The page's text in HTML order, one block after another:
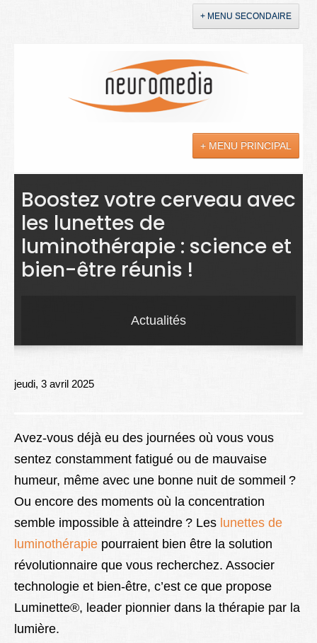
+ MENU SECONDAIRE
+ MENU PRINCIPAL
Actualités
Sciences
Maladies
Soins
Boostez votre cerveau avec
les lunettes de
luminothérapie : science et
bien-être réunis !
Actualités
jeudi, 3 avril 2025
Avez-vous déjà eu des journées où vous vous
sentez constamment fatigué ou de mauvaise
humeur, même avec une bonne nuit de sommeil ?
Ou encore des moments où la concentration
semble impossible à atteindre ? Les lunettes de
luminothérapie pourraient bien être la solution
révolutionnaire que vous recherchez. Associer
technologie et bien-être, c’est ce que propose
Luminette®, leader pionnier dans la thérapie par la
lumière.